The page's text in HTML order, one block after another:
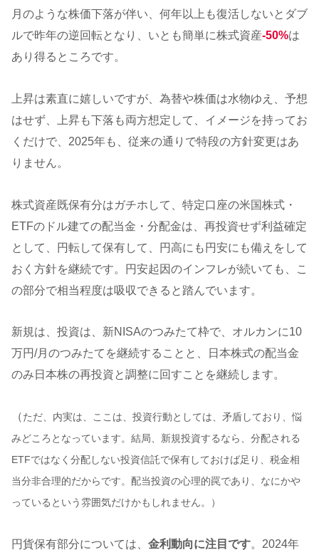
月のような株価下落が伴い、何年以上も復活しないとダブ
ルで昨年の逆回転となり、いとも簡単に株式資産-50%は
あり得るところです。
上昇は素直に嬉しいですが、為替や株価は水物ゆえ、予想
はせず、上昇も下落も両方想定して、イメージを持ってお
くだけで、2025年も、従来の通りで特段の方針変更はあ
りません。
株式資産既保有分はガチホして、特定口座の米国株式・
ETFのドル建ての配当金・分配金は、再投資せず利益確定
として、円転して保有して、円高にも円安にも備えをして
おく方針を継続です。円安起因のインフレが続いても、こ
の部分で相当程度は吸収できると踏んでいます。
新規は、投資は、新NISAのつみたて枠で、オルカンに10
万円/月のつみたてを継続することと、日本株式の配当金
のみ日本株の再投資と調整に回すことを継続します。
（ただ、内実は、ここは、投資行動としては、矛盾しており、悩
みどころとなっています。結局、新規投資するなら、分配される
ETFではなく分配しない投資信託で保有しておけば足り、税金相
当分非合理的だからです。配当投資の心理的罠であり、なにかや
っているという雰囲気だけかもしれません。）
円貨保有部分については、 金利動向に注目です。2024年